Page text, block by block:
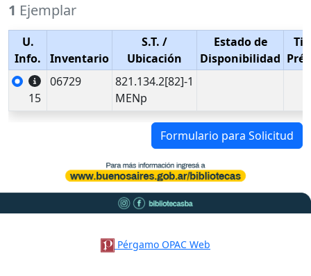
1 Ejemplar
U.
Info.
Inventario
S.T. /
Ubicación
Estado de
Disponibilidad
15
06729
821.134.2[82]-1
MENp
Formulario para Solicitud
Pérgamo OPAC Web